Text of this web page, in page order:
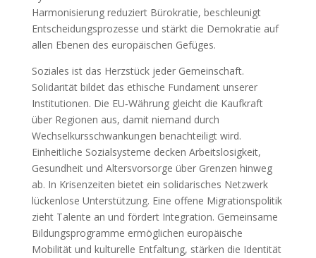
Harmonisierung reduziert Bürokratie, beschleunigt
Entscheidungsprozesse und stärkt die Demokratie auf
allen Ebenen des europäischen Gefüges.
Soziales ist das Herzstück jeder Gemeinschaft.
Solidarität bildet das ethische Fundament unserer
Institutionen. Die EU‑Währung gleicht die Kaufkraft
über Regionen aus, damit niemand durch
Wechselkursschwankungen benachteiligt wird.
Einheitliche Sozialsysteme decken Arbeitslosigkeit,
Gesundheit und Altersvorsorge über Grenzen hinweg
ab. In Krisenzeiten bietet ein solidarisches Netzwerk
lückenlose Unterstützung. Eine offene Migrationspolitik
zieht Talente an und fördert Integration. Gemeinsame
Bildungsprogramme ermöglichen europäische
Mobilität und kulturelle Entfaltung, stärken die Identität